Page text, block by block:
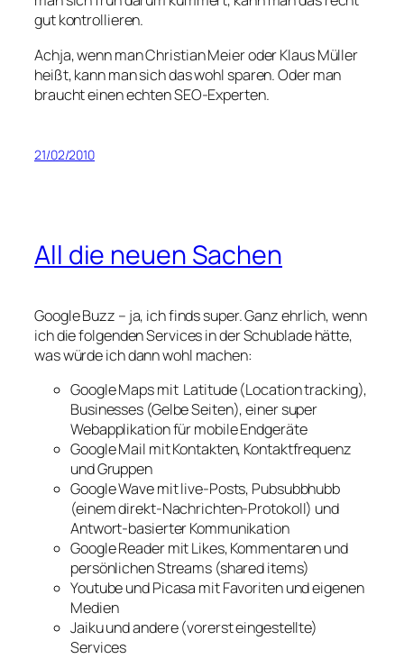
gut kontrollieren.
Achja, wenn man Christian Meier oder Klaus Müller
heißt, kann man sich das wohl sparen. Oder man
braucht einen echten SEO-Experten.
21/02/2010
All die neuen Sachen
Google Buzz – ja, ich finds super. Ganz ehrlich, wenn
ich die folgenden Services in der Schublade hätte,
was würde ich dann wohl machen:
Google Maps mit Latitude (Location tracking),
Businesses (Gelbe Seiten), einer super
Webapplikation für mobile Endgeräte
Google Mail mit Kontakten, Kontaktfrequenz
und Gruppen
Google Wave mit live-Posts, Pubsubbhubb
(einem direkt-Nachrichten-Protokoll) und
Antwort-basierter Kommunikation
Google Reader mit Likes, Kommentaren und
persönlichen Streams (shared items)
Youtube und Picasa mit Favoriten und eigenen
Medien
Jaiku und andere (vorerst eingestellte)
Services